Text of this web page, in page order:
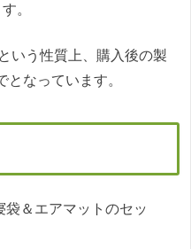
。
いう性質上、購入後の製
なっています。
＆エアマットのセッ